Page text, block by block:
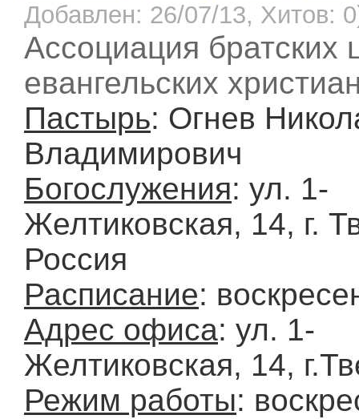
Добавлен: 26/07/13, Хитов:
Ассоциация братских
евангельских
Пастырь: Огнев
Владимирович
Богослужения: ул. 1-
Желтиковская, 14, г.
Россия
Расписание:
Адрес офиса: ул. 1-
Желтиковская, 14,
Режим работы: